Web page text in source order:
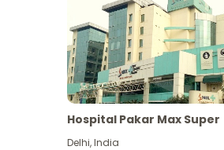
Hospital Pakar Max Super
Delhi,India